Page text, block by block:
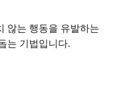
않는 행동을 유발하는
는 기법입니다.